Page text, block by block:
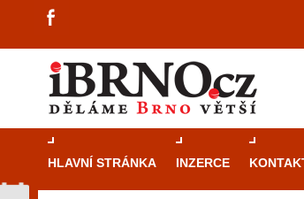
HLAVNÍ STRÁNKA INZERCE